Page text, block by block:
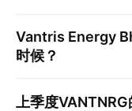
Vantris Energy
时候？
上季度VANTNRG